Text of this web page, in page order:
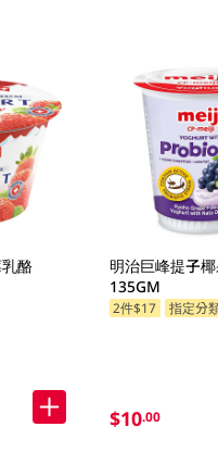
酪
明治巨峰提子
135GM
2件$17 指定分
$10.00